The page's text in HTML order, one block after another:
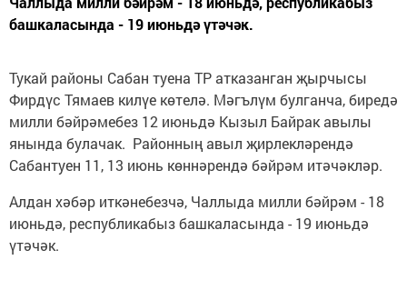
башкаласында - 19 июньдә үтәчәк.
Тукай районы Сабан туена ТР атказанган җырчысы
Фирдүс Тямаев килүе көтелә. Мәгълүм булганча, биредә
милли бәйрәмебез 12 июньдә Кызыл Байрак авылы
янында булачак. Районның авыл җирлекләрендә
Сабантуен 11, 13 июнь көннәрендә бәйрәм итәчәкләр.
Алдан хәбәр иткәнебезчә, Чаллыда милли бәйрәм - 18
июньдә, республикабыз башкаласында - 19 июньдә
үтәчәк.